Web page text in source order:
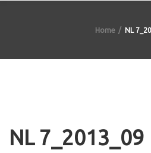
Home NL
NL 7_2013_09